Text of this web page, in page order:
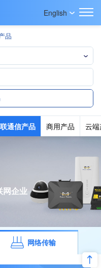
English
品
通信产品 商用产品 云
网企业
网络传输